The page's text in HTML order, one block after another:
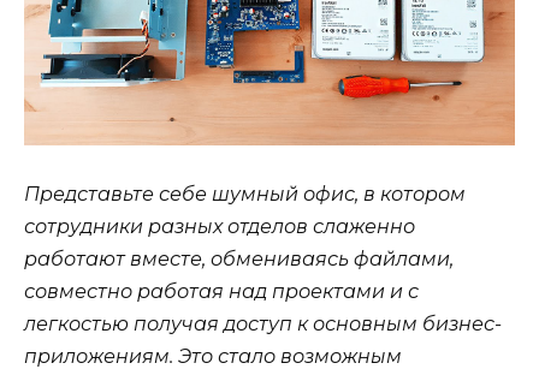
Представьте себе шумный офис, в котором
сотрудники разных отделов слаженно
работают вместе, обмениваясь файлами,
совместно работая над проектами и с
легкостью получая доступ к основным бизнес-
приложениям. Это стало возможным